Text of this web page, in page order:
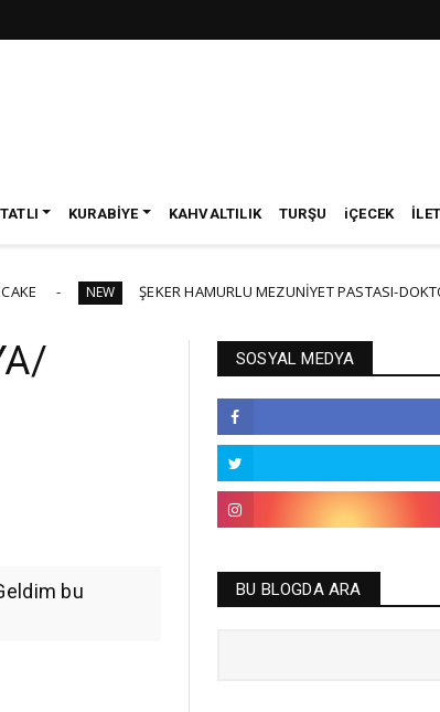
TATLI KURABİYE KAHVALTILIK TURŞU iÇECEK
NEW ŞEKER HAMURLU MEZUNİYET PASTASI-DOKTOR TEMALI
bu
SOSYAL MEDYA
BU BLOGDA ARA